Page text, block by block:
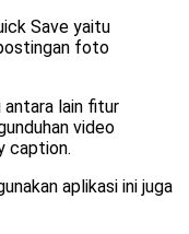
Save yaitu
foto
antara lain fitur
video
caption.
aplikasi ini juga